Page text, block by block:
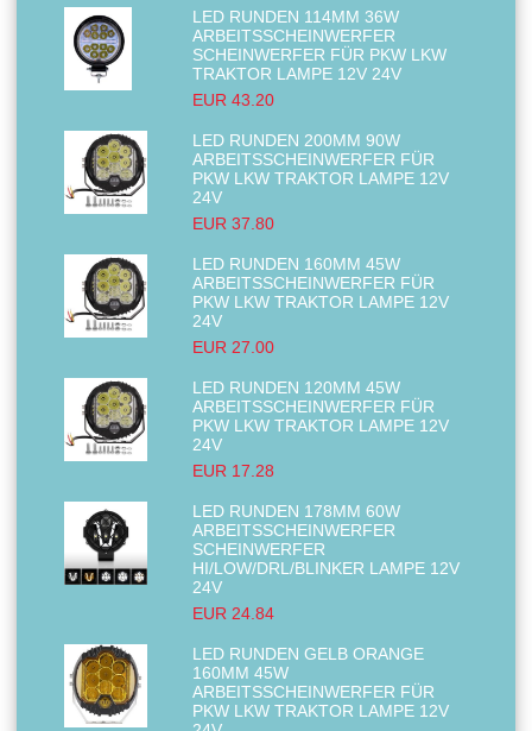
LED RUNDEN 114MM 36W
ARBEITSSCHEINWERFER
SCHEINWERFER FÜR PKW LKW
TRAKTOR LAMPE 12V 24V
EUR 43.20
LED RUNDEN 200MM 90W
ARBEITSSCHEINWERFER FÜR
PKW LKW TRAKTOR LAMPE 12V
24V
EUR 37.80
LED RUNDEN 160MM 45W
ARBEITSSCHEINWERFER FÜR
PKW LKW TRAKTOR LAMPE 12V
24V
EUR 27.00
LED RUNDEN 120MM 45W
ARBEITSSCHEINWERFER FÜR
PKW LKW TRAKTOR LAMPE 12V
24V
EUR 17.28
LED RUNDEN 178MM 60W
ARBEITSSCHEINWERFER
SCHEINWERFER
HI/LOW/DRL/BLINKER LAMPE 12V
24V
EUR 24.84
LED RUNDEN GELB ORANGE
160MM 45W
ARBEITSSCHEINWERFER FÜR
PKW LKW TRAKTOR LAMPE 12V